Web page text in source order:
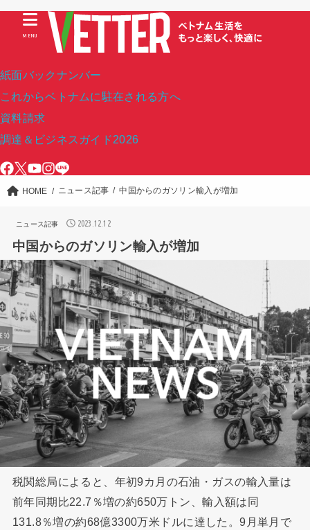
紙面バックナンバー
これからベトナムに駐在される方へ
資料請求
調達＆ビジネスガイド2026
MENU
HOME ニュース記事 中国からのガソリン輸入が増加
ニュース記事 2023.12.12
中国からのガソリン輸入が増加
税関総局によると、年初9カ月の石油・ガスの輸入量は
前年同期比22.7％増の約650万トン、輸入額は同
131.8％増の約68億3300万米ドルに達した。9月単月で